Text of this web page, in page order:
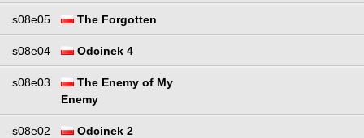
s08e05 The Forgotten
s08e04 Odcinek 4
s08e03
The Enemy of My
Enemy
s08e02 Odcinek 2